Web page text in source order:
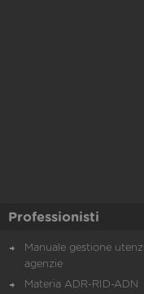
Professionisti
Manuale gestione
agenzie
Materia ADR-RID-ADN